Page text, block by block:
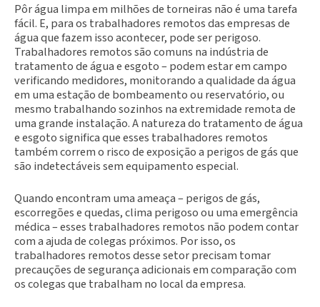
Pôr água limpa em milhões de torneiras não é uma tarefa
fácil. E, para os trabalhadores remotos das empresas de
água que fazem isso acontecer, pode ser perigoso.
Trabalhadores remotos são comuns na indústria de
tratamento de água e esgoto – podem estar em campo
verificando medidores, monitorando a qualidade da água
em uma estação de bombeamento ou reservatório, ou
mesmo trabalhando sozinhos na extremidade remota de
uma grande instalação. A natureza do tratamento de água
e esgoto significa que esses trabalhadores remotos
também correm o risco de exposição a perigos de gás que
são indetectáveis sem equipamento especial.
Quando encontram uma ameaça – perigos de gás,
escorregões e quedas, clima perigoso ou uma emergência
médica – esses trabalhadores remotos não podem contar
com a ajuda de colegas próximos. Por isso, os
trabalhadores remotos desse setor precisam tomar
precauções de segurança adicionais em comparação com
os colegas que trabalham no local da empresa.